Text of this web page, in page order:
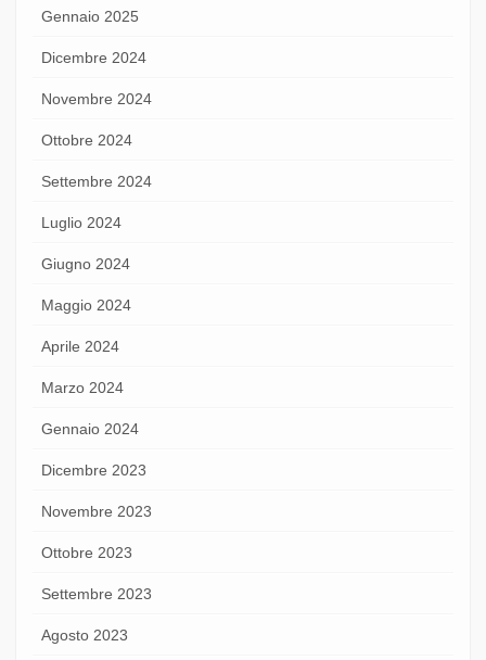
Gennaio 2025
Dicembre 2024
Novembre 2024
Ottobre 2024
Settembre 2024
Luglio 2024
Giugno 2024
Maggio 2024
Aprile 2024
Marzo 2024
Gennaio 2024
Dicembre 2023
Novembre 2023
Ottobre 2023
Settembre 2023
Agosto 2023